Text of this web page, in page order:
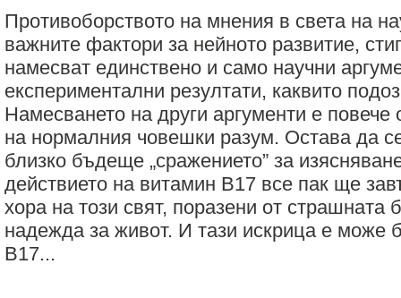
Противоборството на мнения в света на
важните фактори за нейното развитие,
намесват единствено и само научни
експериментални резултати, каквито
Намесването на други аргументи е
на нормалния човешки разум. Остава да
близко бъдеще „сражението” за
действието на витамин В17 все пак ще
хора на този свят, поразени от страшната
надежда за живот. И тази искрица е може
В17...